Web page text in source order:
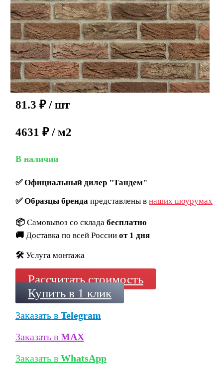
81.3 ₽ / шт
4631 ₽ / м2
В наличии
✅Официальный дилер "Тандем"
✅Образцы брендапредставлены в наших шоурумах
📦 Самовывоз со склада бесплатно
🚚 Доставка по всей России от 1 дня
🛠️ Услуга монтажа
Рассчитать стоимость
Купить в 1 клик
Заказать в Telegram
Заказать в MAX
Заказать в WhatsApp